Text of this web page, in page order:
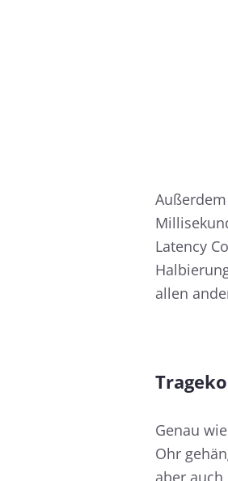
Latency
allen
Genau
Ohr
aber